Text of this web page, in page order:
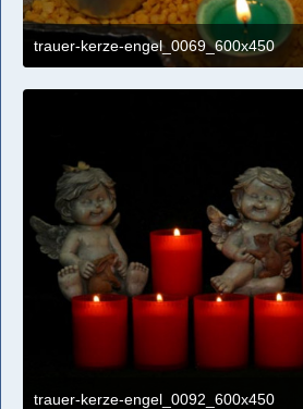
trauer-kerze-engel_0069_600x450
4. April 2021 um 11:09
trauer-kerze-engel_0092_600x450